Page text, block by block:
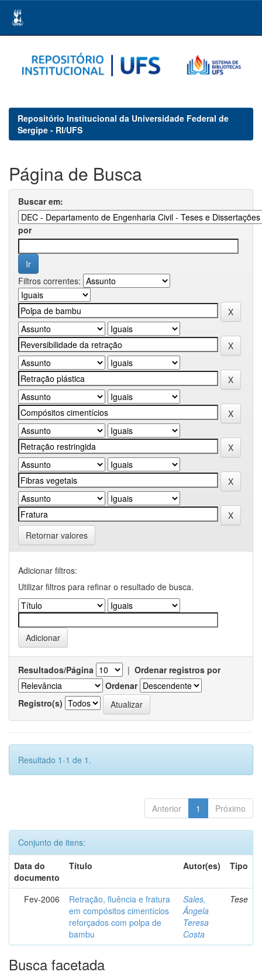
navigation
Repositório Institucional da Universidade Federal de
Sergipe - RI/UFS
Página de Busca
Buscar em:
por
Filtros correntes:
Retornar valores
Adicionar filtros:
Utilizar filtros para refinar o resultado de busca.
Resultados/Página | Ordenar registros por
Ordenar
Registro(s)
Resultado 1-1 de 1.
Anterior 1 Próximo
Conjunto de itens:
Data do
documento
Título Autor(es) Tipo
Fev-2006
Retração, fluência e fratura
em compósitos cimentícios
reforçados com polpa de
bambu
Sales,
Ângela
Teresa
Costa
Tese
Busca facetada